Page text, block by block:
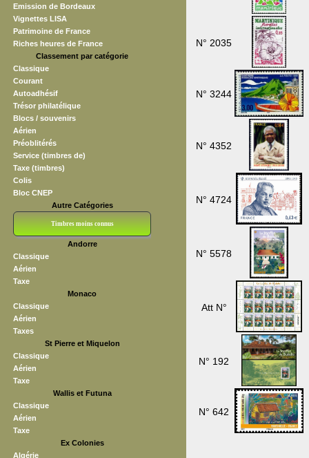
Emission de Bordeaux
Vignettes LISA
Patrimoine de France
Riches heures de France
Classement par catégorie
Classique
Courant
Autoadhésif
Trésor philatélique
Blocs / souvenirs
Aérien
Préoblitérés
Service (timbres de)
Taxe (timbres)
Colis
Bloc CNEP
Autre Catégories
Timbres moins connus
Andorre
Classique
Aérien
Taxe
Monaco
Classique
Aérien
Taxes
St Pierre et Miquelon
Classique
Aérien
Taxe
Wallis et Futuna
Classique
Aérien
Taxe
Ex Colonies
Algérie
N° 2035
N° 3244
N° 4352
N° 4724
N° 5578
Att N°
N° 192
N° 642